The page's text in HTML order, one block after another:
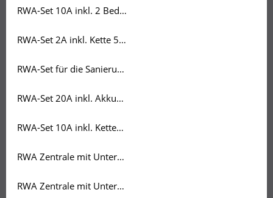
RWA-Set 10A inkl. 2 Bedienstellen, Rauchmelder & Lüftungstaster AP
RWA-Set 2A inkl. Kette 500mm Velux / Roto Dachfenster
RWA-Set für die Sanierung Treppenraum / 3 Adertechnik
RWA-Set 20A inkl. Akkus + Bedienstellen + Rauchmelder
RWA-Set 10A inkl. Kettenantrieb 500mm
RWA Zentrale mit Unterputzrahmen
RWA Zentrale mit Unterputzrahmen